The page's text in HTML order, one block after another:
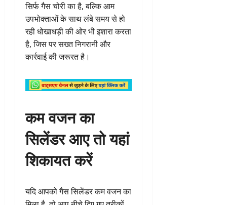
सिर्फ गैस चोरी का है, बल्कि आम
उपभोक्ताओं के साथ लंबे समय से हो
रही धोखाधड़ी की ओर भी इशारा करता
है, जिस पर सख्त निगरानी और
कार्रवाई की जरूरत है।
कम वजन का
सिलेंडर आए तो यहां
शिकायत करें
यदि आपको गैस सिलेंडर कम वजन का